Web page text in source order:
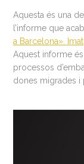
Aquesta és una
l’informe que
a Barcelona».
Aquest informe
processos
dones migrades i